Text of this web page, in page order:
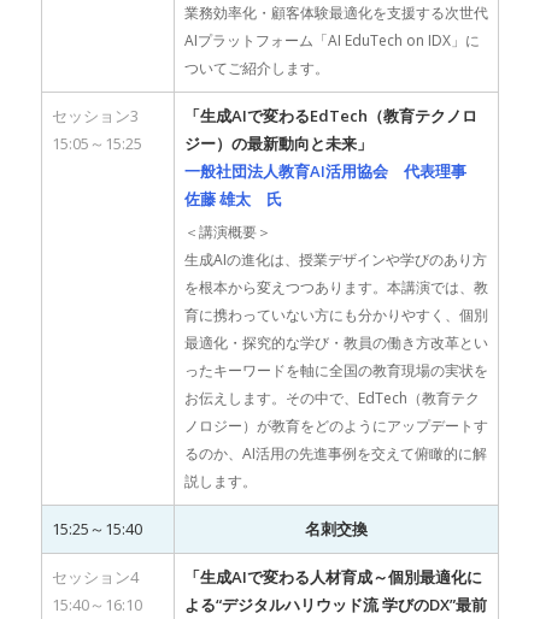
業務効率化・顧客体験最適化を支援する次世代
AIプラットフォーム「AI EduTech on IDX」に
ついてご紹介します。
セッション3
15:05～15:25
「生成AIで変わるEdTech（教育テクノロ
ジー）の最新動向と未来」
一般社団法人教育AI活用協会 代表理事
佐藤 雄太 氏
＜講演概要＞
生成AIの進化は、授業デザインや学びのあり方
を根本から変えつつあります。本講演では、教
育に携わっていない方にも分かりやすく、個別
最適化・探究的な学び・教員の働き方改革とい
ったキーワードを軸に全国の教育現場の実状を
お伝えします。その中で、EdTech（教育テク
ノロジー）が教育をどのようにアップデートす
るのか、AI活用の先進事例を交えて俯瞰的に解
説します。
15:25～15:40 名刺交換
セッション4
15:40～16:10
「生成AIで変わる人材育成～個別最適化に
よる“デジタルハリウッド流 学びのDX”最前